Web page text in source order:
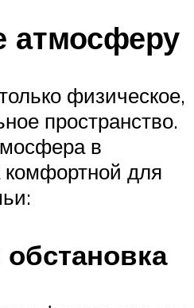
атмосферу
физическое,
пространство.
в
для